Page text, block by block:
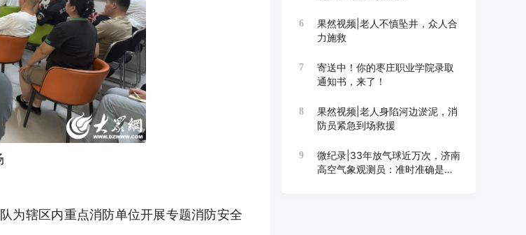
为辖区内重点消防单位开展专题消防安全
6
果然视频|老人不慎坠井，众人合
力施救
7
寄送中！你的枣庄职业学院录取
通知书，来了！
8
果然视频|老人身陷河边淤泥，消
防员紧急到场救援
9
微纪录|33年放气球近万次，济南
高空气象观测员：准时准确是底